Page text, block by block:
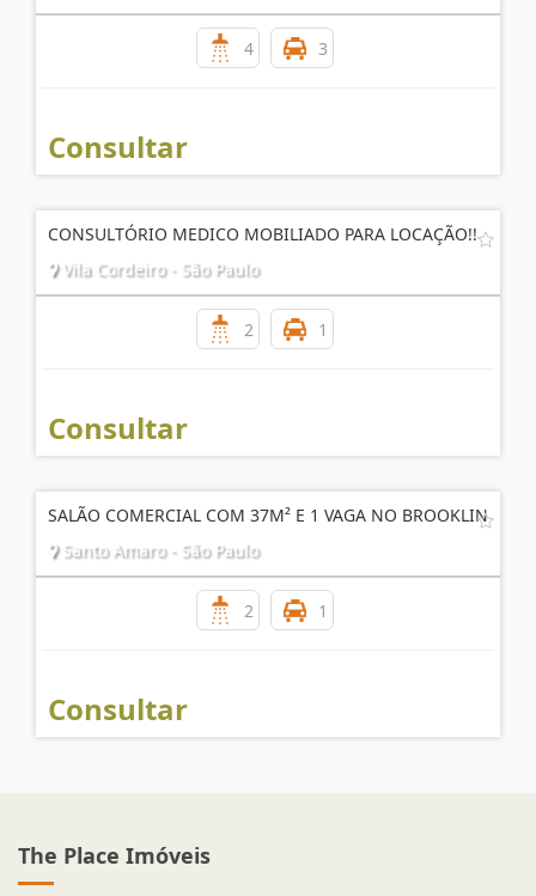
BROOKLIN - CONJUNTO COMERCIAL COM 190M² 3
Consultar
CONSULTÓRIO MEDICO MOBILIADO PARA LOCAÇÃO!!
Consultar
SALÃO COMERCIAL COM 37M² E 1 VAGA NO BROOKLIN